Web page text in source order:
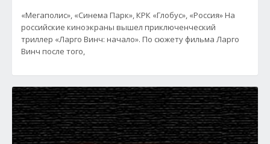
«Мегаполис», «Синема Парк», КРК «Глобус», «Россия» На
российские киноэкраны вышел приключенческий
триллер «Ларго Винч: начало». По сюжету фильма Ларго
Винч после того,